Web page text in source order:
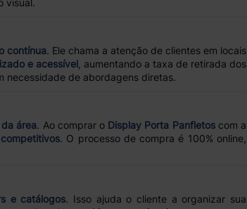
visual.
contínua. Ele chama a atenção de clientes em locais
e acessível , aumentando a taxa de retirada dos
necessidade de abordagens diretas.
área. Ao comprar o Display Porta Panfletoscom a
. O processo de compra é 100% online,
e catálogos. Isso ajuda o cliente a organizar sua